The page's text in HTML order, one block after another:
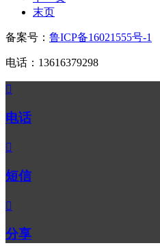
末页
备案号： 鲁ICP备16021555号-1
电话：13616379298

电话

短信

分享